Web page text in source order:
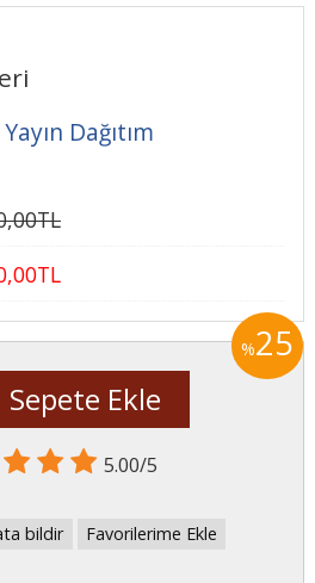
Dağıtım
,00TL
,00TL
%25
Sepete Ekle
5.00/5
bildir Favorilerime Ekle